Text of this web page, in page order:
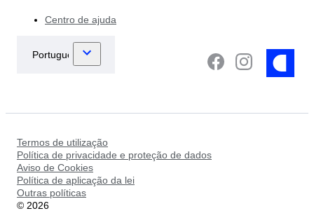
Centro de ajuda
Termos de utilização
Política de privacidade e proteção de dados
Aviso de Cookies
Política de aplicação da lei
Outras políticas
© 2026